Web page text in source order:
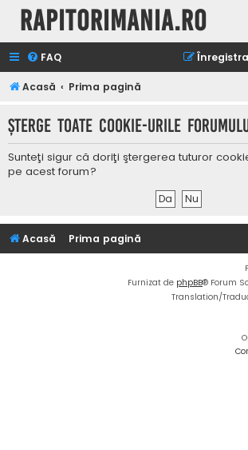
Rapitorimania.ro
FAQ
Acasă Prima pagină
Şterge toate cookie-urile
Sunteţi sigur că doriţi ştergerea tuturor
pe acest forum?
Acasă Prima pagină
Furnizat de phpBB® Forum
Translation/